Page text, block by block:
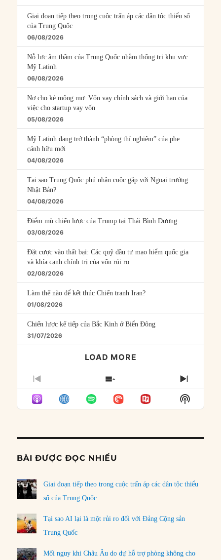
Giai đoạn tiếp theo trong cuộc trấn áp các dân tộc thiểu số
của Trung Quốc
06/08/2026
Nỗ lực âm thầm của Trung Quốc nhằm thống trị khu vực
Mỹ Latinh
06/08/2026
Nợ cho kẻ mộng mơ: Vốn vay chính sách và giới hạn của
việc cho startup vay vốn
05/08/2026
Mỹ Latinh đang trở thành “phòng thí nghiệm” của phe
cánh hữu mới
04/08/2026
Tại sao Trung Quốc phủ nhận cuộc gặp với Ngoại trưởng
Nhật Bản?
04/08/2026
Điểm mù chiến lược của Trump tại Thái Bình Dương
03/08/2026
Đặt cược vào thất bại: Các quỹ đầu tư mạo hiểm quốc gia
và khía cạnh chính trị của vốn rủi ro
02/08/2026
Làm thế nào để kết thúc Chiến tranh Iran?
01/08/2026
Chiến lược kế tiếp của Bắc Kinh ở Biển Đông
31/07/2026
LOAD MORE
PREVIOUS
EPISODE
SHOW
EPISODES
LIST
NEXT
Show
Podcast
BÀI ĐƯỢC ĐỌC NHIỀU
Giai đoạn tiếp theo trong cuộc trấn áp các dân tộc thiểu
số của Trung Quốc
Tại sao AI lại là một rủi ro đối với Đảng Cộng sản
Trung Quốc
Mối nguy khi Châu Âu do dự hỗ trợ phòng không cho